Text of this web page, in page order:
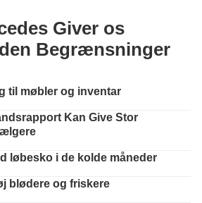
Giver os
Begrænsninger
til møbler og inventar
Kan Give Stor
løbesko i de kolde måneder
blødere og friskere